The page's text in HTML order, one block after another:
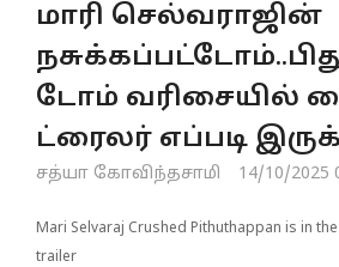
e
a
v
i
a
மாரி செல்வராஜின்
டோம் வரிசையில்
ட்ரைலர் எப்படி
சத்யா கோவிந்தசாமி 14/10/2025
Mari Selvaraj Crushed Pithuthappan is in
trailer